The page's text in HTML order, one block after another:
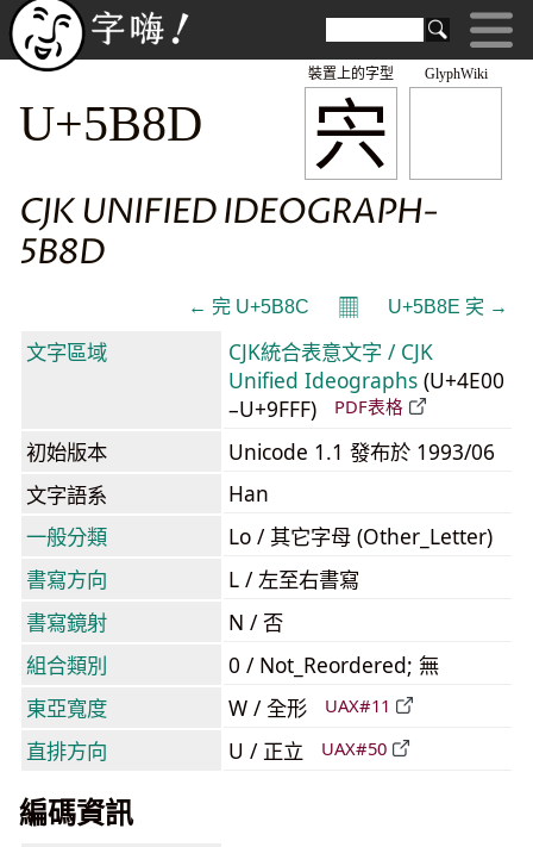
GlyphWiki
宍
裝置上的字型
U+5B8D
CJK UNIFIED IDEOGRAPH-
5B8D
← 完 U+5B8C 𝄜 U+5B8E 宎 →
文字區域
CJK統合表意文字 / CJK
Unified Ideographs (U+4E00
–U+9FFF)
PDF表格
初始版本
Unicode 1.1 發布於 1993/06
文字語系
Han
一般分類
Lo / 其它字母 (Other_Letter)
書寫方向
L / 左至右書寫
書寫鏡射
N / 否
組合類別
0 / Not_Reordered; 無
東亞寬度
W / 全形 UAX#11
直排方向 U / 正立 UAX#50
編碼資訊